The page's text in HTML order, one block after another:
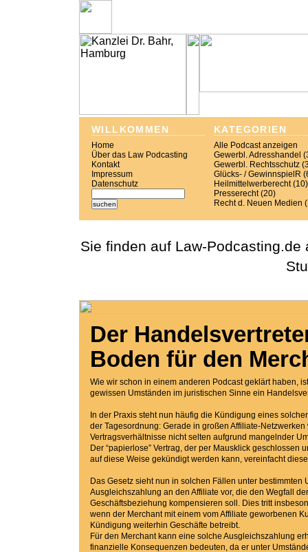
WILLKOMMEN
Home
Über das Law Podcasting
Kontakt
Impressum
Datenschutz
KATEGORIEN
Alle Podcast anzeigen
Gewerbl. Adresshandel
Gewerbl. Rechtsschutz
Glücks- / GewinnspielR
Heilmittelwerberecht (10)
Presserecht (20)
Recht d. Neuen Medien
Sie finden auf Law-
Der
Boden für den
Wie wir schon in einem anderen Podcast geklärt haben,
gewissen Umständen im juristischen Sinne ein
In der Praxis steht nun häufig die Kündigung eines
der Tagesordnung: Gerade in großen Affiliate-Netzwerken
Vertragsverhältnisse nicht selten aufgrund mangelnder
Der “papierlose” Vertrag, der per Mausklick geschlossen
auf diese Weise gekündigt werden kann, vereinfacht
Das Gesetz sieht nun in solchen Fällen unter bestimmten
Ausgleichszahlung an den Affiliate vor, die den Wegfall der
Geschäftsbeziehung kompensieren soll. Dies tritt
wenn der Merchant mit einem vom Affiliate geworbenen
Kündigung weiterhin Geschäfte betreibt.
Für den Merchant kann eine solche Ausgleichszahlung
finanzielle Konsequenzen bedeuten, da er unter